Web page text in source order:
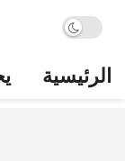
الرئيسية